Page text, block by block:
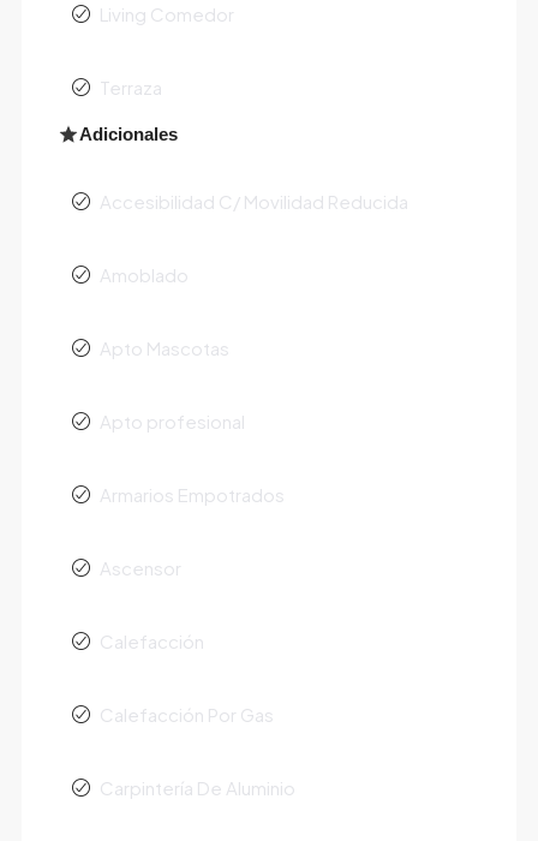
Living Comedor
Terraza
Adicionales
Accesibilidad C/ Movilidad Reducida
Amoblado
Apto Mascotas
Apto profesional
Armarios Empotrados
Ascensor
Calefacción
Calefacción Por Gas
Carpintería De Aluminio